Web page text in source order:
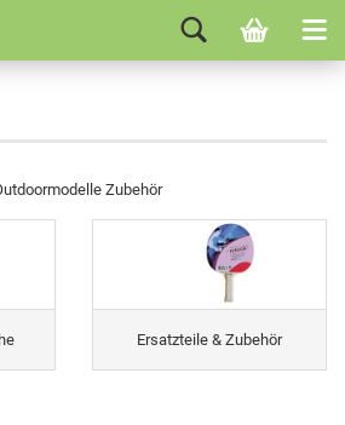
Zubehör
Ersatzteile & Zubehör